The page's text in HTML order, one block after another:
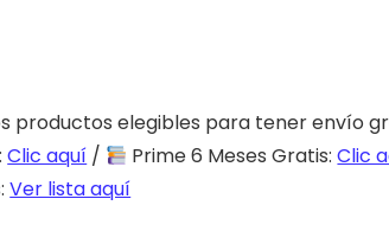
productos elegibles para tener envío
Clic aquí / Prime 6 Meses Gratis:Clic
Ver lista aquí